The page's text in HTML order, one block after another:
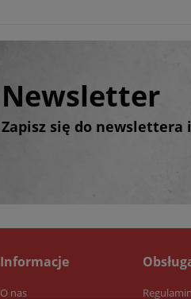
Newsletter
Zapisz się do newslettera
Informacje
O nas Regulamin